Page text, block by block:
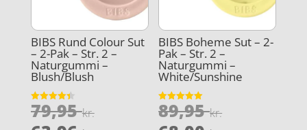
BIBS Rund Colour Sut
– 2-Pak – Str. 2 –
Naturgummi –
Blush/Blush
Vurderet
4.4
79,95kr.Den
BIBS Boheme Sut – 2-
Pak – Str. 2 –
Naturgummi –
White/Sunshine
Vurderet
5
89,95kr.Den